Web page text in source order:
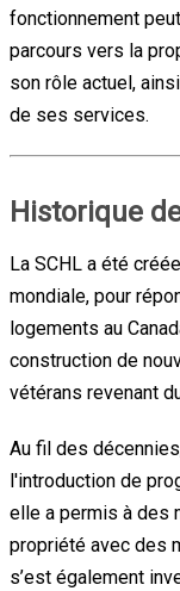
fonctionnement
parcours vers la
son rôle actuel,
de ses services.
Historique
La SCHL a été
mondiale, pour
logements au
construction de
vétérans revenant
Au fil des
l'introduction de
elle a permis à des
propriété avec des
s’est également